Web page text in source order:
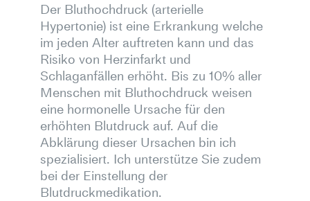
Der Bluthochdruck (arterielle
Hypertonie) ist eine Erkrankung welche
im jeden Alter auftreten kann und das
Risiko von Herzinfarkt und
Schlaganfällen erhöht. Bis zu 10% aller
Menschen mit Bluthochdruck weisen
eine hormonelle Ursache für den
erhöhten Blutdruck auf. Auf die
Abklärung dieser Ursachen bin ich
spezialisiert. Ich unterstütze Sie zudem
bei der Einstellung der
Blutdruckmedikation.